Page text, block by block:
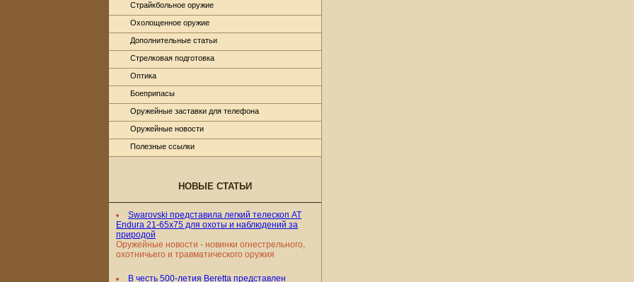
Страйкбольное оружие
Охолощенное оружие
Дополнительные статьи
Стрелковая подготовка
Оптика
Боеприпасы
Оружейные заставки для телефона
Оружейные новости
Полезные ссылки
НОВЫЕ СТАТЬИ
Swarovski представила легкий телескоп AT
Endura 21-65x75 для охоты и наблюдений за
природой
Оружейные новости - новинки огнестрельного,
охотничьего и травматического оружия
В честь 500-летия Beretta представлен